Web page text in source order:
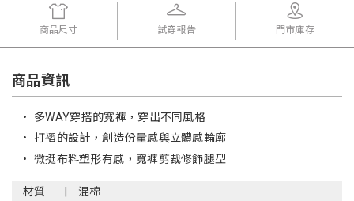
商品尺寸 試穿報告 門市庫存
商品資訊
• 多WAY穿搭的寬褲，穿出不同風格
• 打褶的設計，創造份量感與立體感輪廓
• 微挺布料塑形有感，寬褲剪裁修飾腿型
材質
混棉